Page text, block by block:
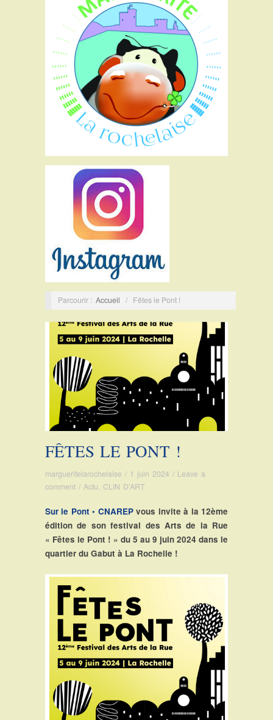
Parcourir : Accueil / Fêtes le Pont !
FÊTES LE PONT !
margueritelarochelaise / 1 juin 2024 / Leave a
comment / Actu, CLIN D'ART
Sur le Pont • CNAREPvous invite à la 12ème
édition de son festival des Arts de la Rue
« Fêtes le Pont ! » du 5 au 9 juin 2024 dans le
quartier du Gabut à La Rochelle !